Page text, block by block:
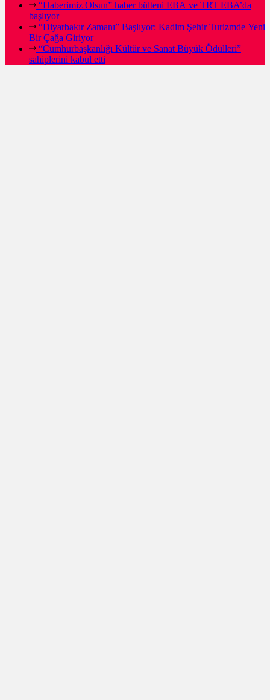
başlıyor
Bir Çağa Giriyor
sahiplerini kabul etti